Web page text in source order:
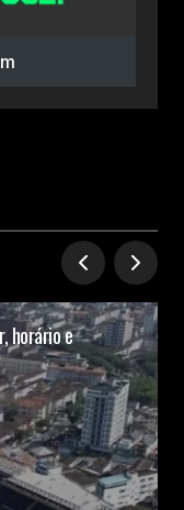
horário e